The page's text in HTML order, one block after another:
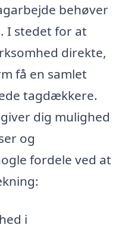
behøver
I stedet for at
direkte,
få en samlet
tagdækkere.
dig mulighed
og
fordele ved at
i